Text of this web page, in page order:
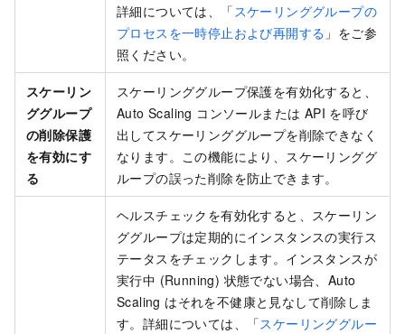
詳細については、「 スケーリンググループの
プロセスを一時停止および再開する 」をご参
照ください。
スケーリン
ググループ
の削除保護
を有効にす
る
スケーリンググループ保護を有効化すると、
Auto Scaling コンソールまたは API を呼び
出してスケーリンググループを削除できなく
なります。この機能により、スケーリンググ
ループの誤った削除を防止できます。
ヘルスチェックを有効化すると、スケーリン
ググループは定期的にインスタンスの実行ス
テータスをチェックします。インスタンスが
実行中 (Running) 状態でない場合、Auto
Scaling はそれを不健康と見なして削除しま
す。詳細については、「スケーリンググルー